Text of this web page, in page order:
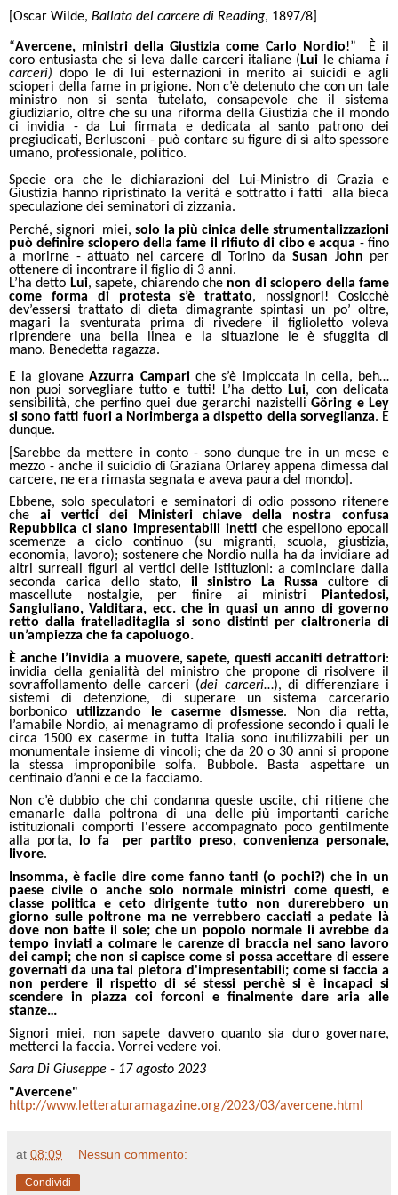
[Oscar Wilde, Ballata del carcere di Reading, 1897/8]
“Avercene, ministri della Giustizia come Carlo Nordio!” È il
coro entusiasta che si leva dalle carceri italiane (Lui le chiama i
carceri) dopo le di lui esternazioni in merito ai suicidi e agli
scioperi della fame in prigione. Non c’è detenuto che con un tale
ministro non si senta tutelato, consapevole che il sistema
giudiziario, oltre che su una riforma della Giustizia che il mondo
ci invidia - da Lui firmata e dedicata al santo patrono dei
pregiudicati, Berlusconi - può contare su figure di sì alto spessore
umano, professionale, politico.
Specie ora che le dichiarazioni del Lui-Ministro di Grazia e
Giustizia hanno ripristinato la verità e sottratto i fatti alla bieca
speculazione dei seminatori di zizzania.
Perché, signori miei, solo la più cinica delle strumentalizzazioni
può definire sciopero della fame il rifiuto di cibo e acqua - fino
a morirne - attuato nel carcere di Torino da Susan John per
ottenere di incontrare il figlio di 3 anni.
L’ha detto Lui, sapete, chiarendo che non di sciopero della fame
come forma di protesta s’è trattato, nossignori! Cosicchè
dev’essersi trattato di dieta dimagrante spintasi un po’ oltre,
magari la sventurata prima di rivedere il figlioletto voleva
riprendere una bella linea e la situazione le è sfuggita di
mano. Benedetta ragazza.
E la giovane Azzurra Campari che s’è impiccata in cella, beh…
non puoi sorvegliare tutto e tutti! L’ha detto
Lui, con delicata
sensibilità, che perfino quei due gerarchi nazistelli Göring e Ley
si sono fatti fuori a Norimberga a dispetto della sorveglianza. E
dunque.
[Sarebbe da mettere in conto - sono dunque tre in un mese e
mezzo - anche il suicidio di Graziana Orlarey appena dimessa dal
carcere, ne era rimasta segnata e aveva paura del mondo].
Ebbene, solo speculatori e seminatori di odio possono ritenere
che
ai vertici dei Ministeri chiave della nostra confusa
Repubblica ci siano impresentabili inetti che espellono epocali
scemenze a ciclo continuo (su migranti, scuola, giustizia,
economia, lavoro); sostenere che Nordio nulla ha da invidiare ad
altri surreali figuri ai vertici delle istituzioni: a cominciare dalla
seconda carica dello stato,
il sinistro La Russa cultore di
mascellute nostalgie, per finire ai ministri
Piantedosi,
Sangiuliano, Valditara, ecc. che in quasi un anno di governo
retto dalla fratelladitaglia si sono distinti per cialtroneria di
un’ampiezza che fa capoluogo.
È anche l’invidia a muovere, sapete, questi accaniti detrattori:
invidia della genialità del ministro che propone di risolvere il
sovraffollamento delle carceri (dei carceri…), di differenziare i
sistemi di detenzione, di superare un sistema carcerario
borbonico
utilizzando le caserme dismesse. Non dia retta,
l’amabile Nordio, ai menagramo di professione secondo i quali le
circa 1500 ex caserme in tutta Italia sono inutilizzabili per un
monumentale insieme di vincoli; che da 20 o 30 anni si propone
la stessa improponibile solfa. Bubbole. Basta aspettare un
centinaio d’anni e ce la facciamo.
Non c’è dubbio che chi condanna queste uscite, chi ritiene che
emanarle dalla poltrona di una delle più importanti cariche
istituzionali comporti l'essere accompagnato poco gentilmente
alla porta, lo fa
per partito preso, convenienza personale,
livore.
Insomma, è facile dire come fanno tanti (o pochi?) che in un
paese civile o anche solo normale ministri come questi, e
classe politica e ceto dirigente tutto non durerebbero un
giorno sulle poltrone ma ne verrebbero cacciati a pedate là
dove non batte il sole; che un popolo normale li avrebbe da
tempo inviati a colmare le carenze di braccia nel sano lavoro
dei campi; che non si capisce come si possa accettare di essere
governati da una tal pletora d'impresentabili; come si faccia a
non perdere il rispetto di sé stessi perchè si è incapaci si
scendere in piazza coi forconi e finalmente dare aria alle
stanze…
Signori miei, non sapete davvero quanto sia duro governare,
metterci la faccia. Vorrei vedere voi.
Sara Di Giuseppe - 17 agosto 2023
"Avercene"
http://www.letteraturamagazine.org/2023/03/avercene.html
at 08:09 Nessun commento:
Condividi